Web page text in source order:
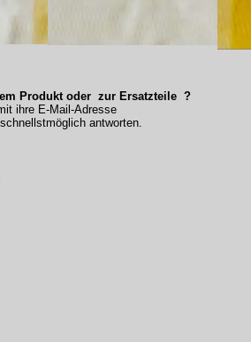
Produkt oder zur Ersatzteile ?
ihre E-Mail-Adresse
antworten.